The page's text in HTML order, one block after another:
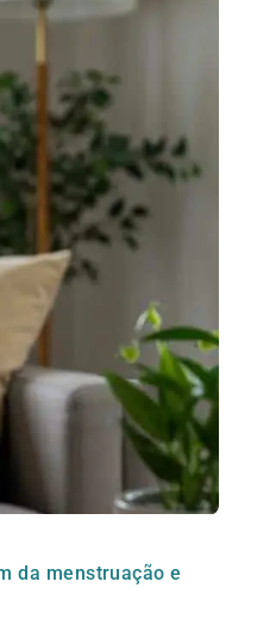
da menstruação e